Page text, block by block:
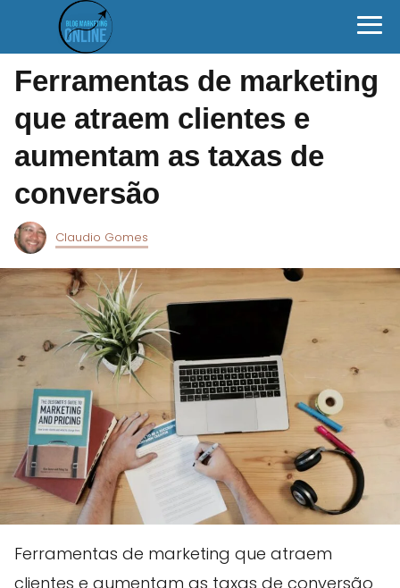
Ferramentas de marketing
que atraem clientes e
aumentam as taxas de
conversão
Claudio Gomes
Ferramentas de marketing que atraem
clientes e aumentam as taxas de conversão